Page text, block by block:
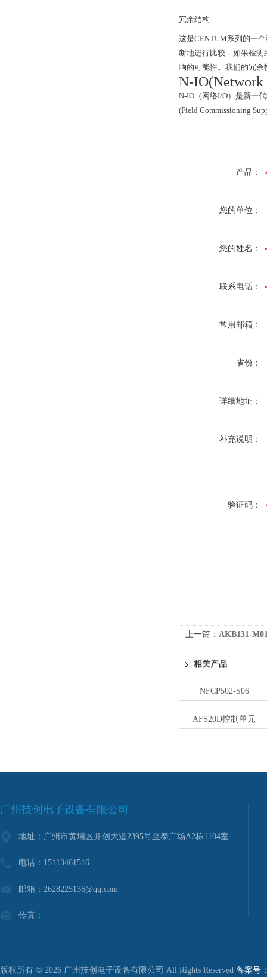
冗余结构
这是CENTUM系列的一
断地进行比较，如果检
响的可能性。我们的冗余
N-IO(Network
N-IO（网络I/O）是新一
(Field Commissioning
产品：
您的单位：
您的姓名：
联系电话：
常用邮箱：
省份：
详细地址：
补充说明：
验证码：
上一篇： AKB131-
相关产品
NFCP502-S06
AFS20D控制单元
广州技创电子设备有限公司
地址：广州市黄埔区开创大道2395号至泰广场A2栋1104室
电话：15113461516
邮箱：2628225136@qq.com
传真：
版权所有 © 2026 广州技创电子设备有限公司 All Rights Reserved 备案号